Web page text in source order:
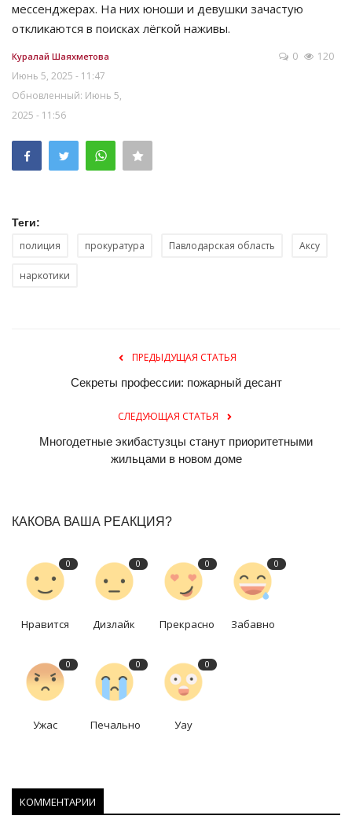
мессенджерах. На них юноши и девушки зачастую
откликаются в поисках лёгкой наживы.
Куралай Шаяхметова
Июнь 5, 2025 - 11:47
Обновленный: Июнь 5,
2025 - 11:56
0 120
Теги:
полиция прокуратура Павлодарская область Аксу
наркотики
ПРЕДЫДУЩАЯ СТАТЬЯ
Секреты профессии: пожарный десант
СЛЕДУЮЩАЯ СТАТЬЯ
Многодетные экибастузцы станут приоритетными
жильцами в новом доме
КАКОВА ВАША РЕАКЦИЯ?
0
Нравится
0
Дизлайк
0
Прекрасно
0
Забавно
0
Ужас
0
Печально
0
Уау
КОММЕНТАРИИ